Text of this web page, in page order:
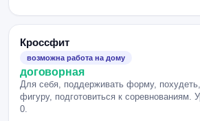
Кроссфит
возможна работа на дому
договорная
Для себя, поддерживать форму, похудеть,
фигуру, подготовиться к соревнованиям.
0.